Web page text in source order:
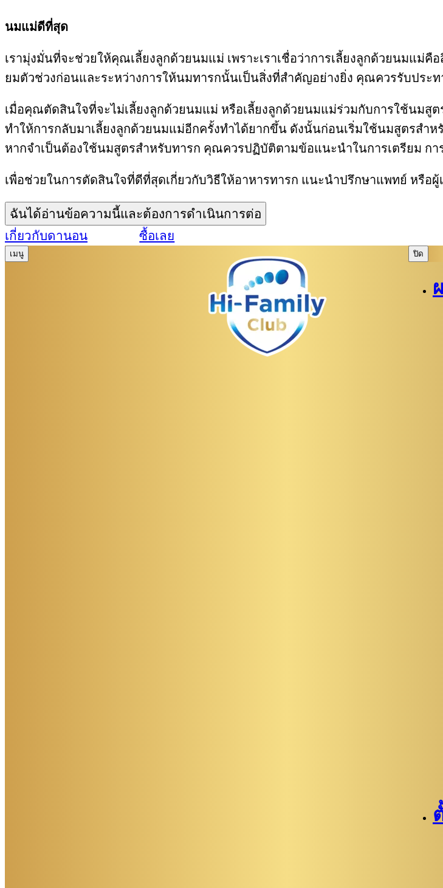
นมแม่ดีที่สุด
เรามุ่งมั่นที่จะช่วยให้คุณเลี้ยงลูกด้วยนมแม่ เพราะเราเชื่อว่าการเลี้ยงลูกด้วยนมแม่
ยมตัวช่วงก่อนและระหว่างการให้นมทารกนั้นเป็นสิ่งที่สำคัญอย่างยิ่ง คุณควรรับปร
เมื่อคุณตัดสินใจที่จะไม่เลี้ยงลูกด้วยนมแม่ หรือเลี้ยงลูกด้วยนมแม่ร่วมกับการใช้นมสู
ทำให้การกลับมาเลี้ยงลูกด้วยนมแม่อีกครั้งทำได้ยากขึ้น ดังนั้นก่อนเริ่มใช้นมสูตรสำ
หากจำเป็นต้องใช้นมสูตรสำหรับทารก คุณควรปฏิบัติตามข้อแนะนำในการเตรียม กา
เพื่อช่วยในการตัดสินใจที่ดีที่สุดเกี่ยวกับวิธีให้อาหารทารก แนะนำปรึกษาแพทย์ หรือ
ฉันได้อ่านข้อความนี้และต้องการดำเนินการต่อ
เกี่ยวกับดานอน
ซื้อเลย
เมนู ปิด